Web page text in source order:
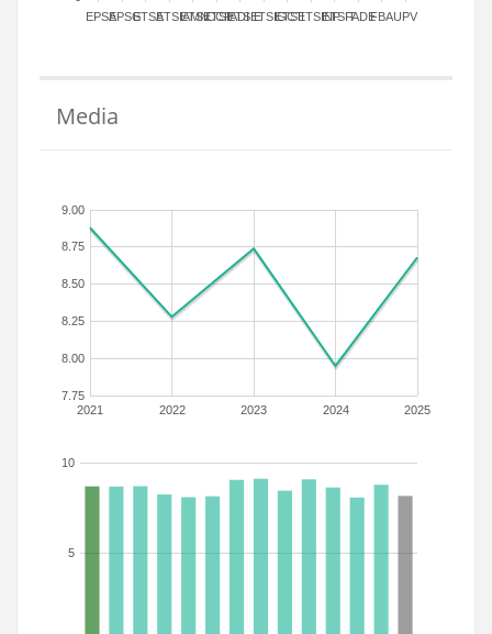
EPSAEPSGETSAETSIAMN
ETSICCP
ETSIADI
ETSIEETSIGCT
ETSIIETSINFETSITFADEFBAUPV
Media
2021 2022 2023 2024 2025
7.75
8.00
8.25
8.50
8.75
9.00
5
10